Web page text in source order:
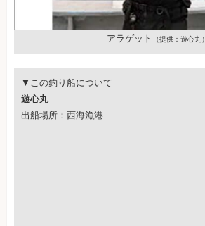
アラゲット （提供：遊心丸）
▼この釣り船について
遊心丸
出船場所：西海漁港